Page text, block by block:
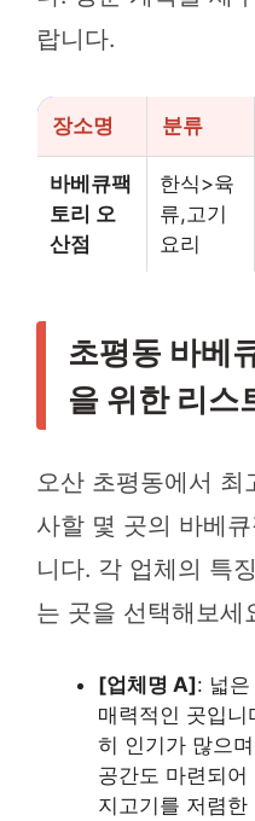
랍니다.
장소명 분류
바베큐팩
토리 오
산점
한식>육
류,고기
요리
초평동 바베
을 위한 리스
오산 초평동에서 최
사할 몇 곳의 바베
니다. 각 업체의 특
는 곳을 선택해보세
[업체명 A]: 넓
매력적인 곳입
히 인기가 많으
공간도 마련되
지고기를 저렴